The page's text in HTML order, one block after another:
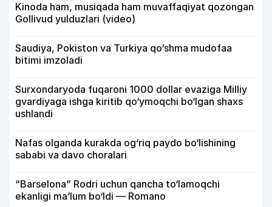
Kinoda ham, musiqada ham muvaffaqiyat qozongan
Gollivud yulduzlari (video)
Saudiya, Pokiston va Turkiya qo‘shma mudofaa
bitimi imzoladi
Surxondaryoda fuqaroni 1000 dollar evaziga Milliy
gvardiyaga ishga kiritib qo‘ymoqchi bo‘lgan shaxs
ushlandi
Nafas olganda kurakda og‘riq paydo bo‘lishining
sababi va davo choralari
“Barselona” Rodri uchun qancha to‘lamoqchi
ekanligi ma’lum bo‘ldi — Romano